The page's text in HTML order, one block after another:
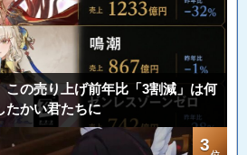
この売り上げ前年比「3割減」は何
たかい君たちに
3